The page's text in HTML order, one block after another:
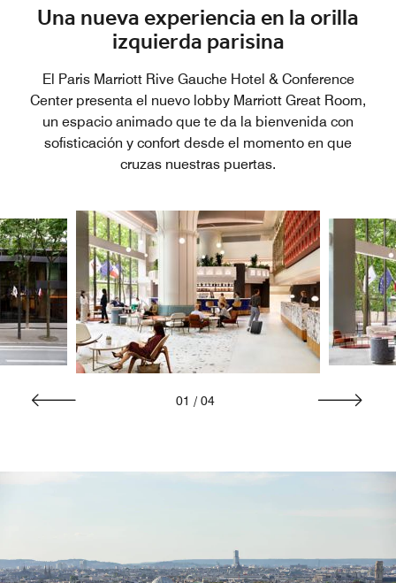
Una nueva experiencia en la orilla
izquierda parisina
El Paris Marriott Rive Gauche Hotel & Conference
Center presenta el nuevo lobby Marriott Great Room,
un espacio animado que te da la bienvenida con
sofisticación y confort desde el momento en que
cruzas nuestras puertas.
01 / 04